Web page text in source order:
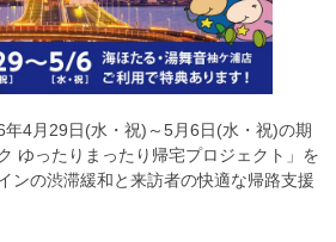
4月29日(水・祝)～5月6日(水・祝)の期
ゆったりまったり帰宅プロジェクト」を
ンの渋滞緩和と来訪者の快適な帰路支援